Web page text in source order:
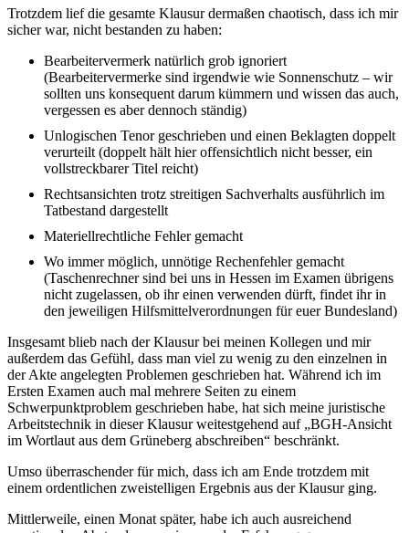
Trotzdem lief die gesamte Klausur dermaßen chaotisch, dass ich mir
sicher war, nicht bestanden zu haben:
Bearbeitervermerk natürlich grob ignoriert
(Bearbeitervermerke sind irgendwie wie Sonnenschutz – wir
sollten uns konsequent darum kümmern und wissen das auch,
vergessen es aber dennoch ständig)
Unlogischen Tenor geschrieben und einen Beklagten doppelt
verurteilt (doppelt hält hier offensichtlich nicht besser, ein
vollstreckbarer Titel reicht)
Rechtsansichten trotz streitigen Sachverhalts ausführlich im
Tatbestand dargestellt
Materiellrechtliche Fehler gemacht
Wo immer möglich, unnötige Rechenfehler gemacht
(Taschenrechner sind bei uns in Hessen im Examen übrigens
nicht zugelassen, ob ihr einen verwenden dürft, findet ihr in
den jeweiligen Hilfsmittelverordnungen für euer Bundesland)
Insgesamt blieb nach der Klausur bei meinen Kollegen und mir
außerdem das Gefühl, dass man viel zu wenig zu den einzelnen in
der Akte angelegten Problemen geschrieben hat. Während ich im
Ersten Examen auch mal mehrere Seiten zu einem
Schwerpunktproblem geschrieben habe, hat sich meine juristische
Arbeitstechnik in dieser Klausur weitestgehend auf „BGH-Ansicht
im Wortlaut aus dem Grüneberg abschreiben“ beschränkt.
Umso überraschender für mich, dass ich am Ende trotzdem mit
einem ordentlichen zweistelligen Ergebnis aus der Klausur ging.
Mittlerweile, einen Monat später, habe ich auch ausreichend